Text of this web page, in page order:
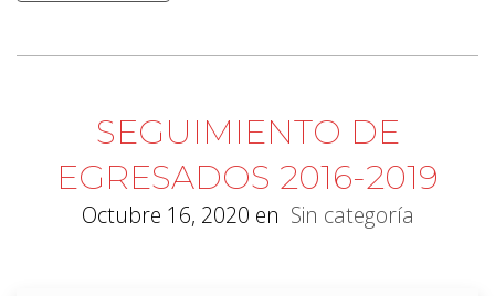
SEGUIMIENTO DE
EGRESADOS 2016-2019
Octubre 16, 2020 en Sin categoría